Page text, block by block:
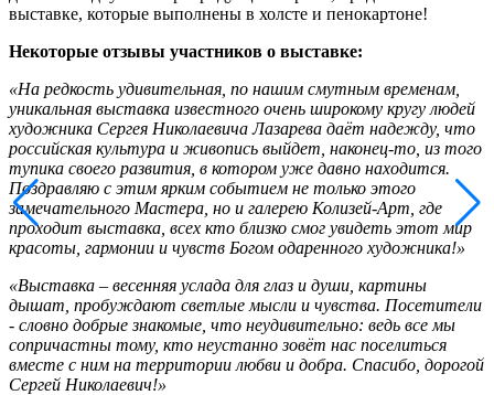
выставке, которые выполнены в холсте и пенокартоне!
Некоторые отзывы участников о выставке:
«На редкость удивительная, по нашим смутным временам,
уникальная выставка известного очень широкому кругу людей
художника Сергея Николаевича Лазарева даёт надежду, что
российская культура и живопись выйдет, наконец-то, из того
тупика своего развития, в котором уже давно находится.
Поздравляю с этим ярким событием не только этого
замечательного Мастера, но и галерею Колизей-Арт, где
проходит выставка, всех кто близко смог увидеть этот мир
красоты, гармонии и чувств Богом одаренного художника!»
«Выставка – весенняя услада для глаз и души, картины
дышат, пробуждают светлые мысли и чувства. Посетители
- словно добрые знакомые, что неудивительно: ведь все мы
сопричастны тому, кто неустанно зовёт нас поселиться
вместе с ним на территории любви и добра. Спасибо, дорогой
Сергей Николаевич!»